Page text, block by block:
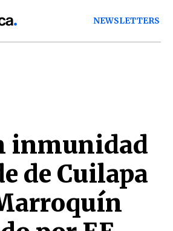
NEWSLETTERS
inmunidad
de Cuilapa